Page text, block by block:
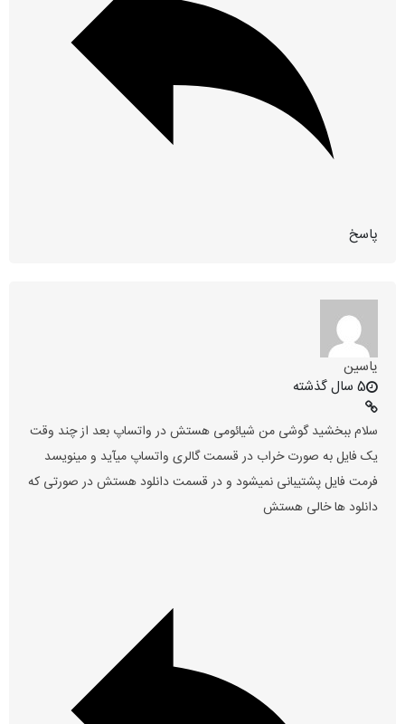
پاسخ
یاسین
5 سال گذشته
سلام ببخشید گوشی من شیائومی هستش در واتساپ بعد از چند وقت
یک فایل به صورت خراب در قسمت گالری واتساپ میآید و مینویسد
فرمت فایل پشتیبانی نمیشود و در قسمت دانلود هستش در صورتی که
دانلود ها خالی هستش